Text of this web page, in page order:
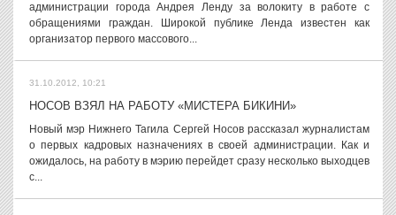
администрации города Андрея Ленду за волокиту в работе с
обращениями граждан. Широкой публике Ленда известен как
организатор первого массового...
31.10.2012, 10:21
НОСОВ ВЗЯЛ НА РАБОТУ «МИСТЕРА БИКИНИ»
Новый мэр Нижнего Тагила Сергей Носов рассказал журналистам
о первых кадровых назначениях в своей администрации. Как и
ожидалось, на работу в мэрию перейдет сразу несколько выходцев
с...